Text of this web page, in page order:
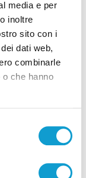
media e per
inoltre
sito con i
dati web,
combinarle
che hanno